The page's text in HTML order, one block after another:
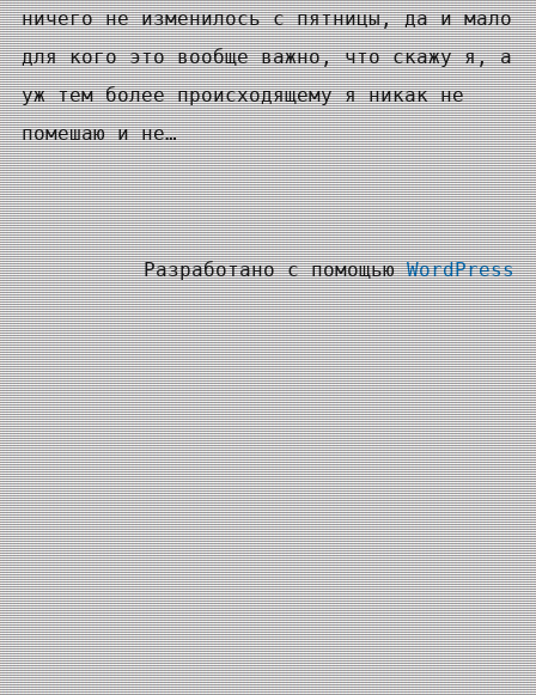
ничего не изменилось с пятницы, да и мало
для кого это вообще важно, что скажу я, а
уж тем более происходящему я никак не
помешаю и не…
Разработано с помощьюWordPress